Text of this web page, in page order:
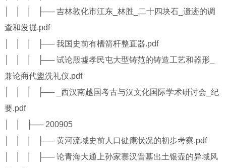
│ │ │ ├── 吉林敦化市江东_林胜_二十四块石_遗迹的调
查和发掘.pdf
│ │ │ ├── 我国史前有槽箭杆整直器.pdf
│ │ │ ├── 试论殷墟孝民屯大型铸范的铸造工艺和器形_
兼论商代盥洗礼仪.pdf
│ │ │ ├── _西汉南越国考古与汉文化国际学术研讨会_纪
要.pdf
│ │ ├── 200905
│ │ │ ├── 黄河流域史前人口健康状况的初步考察.pdf
│ │ │ ├── 论青海大通上孙家寨汉晋墓出土银壶的异域风